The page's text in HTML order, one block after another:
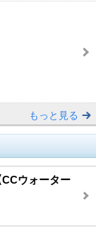
もっと見る
ウォーター